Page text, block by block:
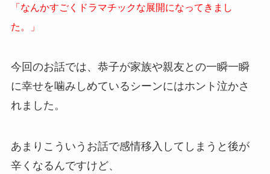
「なんかすごくドラマチックな展開になってきまし
た。」
今回のお話では、恭子が家族や親友との一瞬一瞬
に幸せを噛みしめているシーンにはホント泣かさ
れました。
あまりこういうお話で感情移入してしまうと後が
辛くなるんですけど、